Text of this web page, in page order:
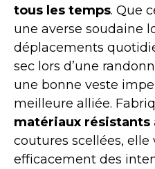
tous les temps. Que
une averse soudaine
déplacements
sec lors d’une
une bonne veste
meilleure alliée.
matériaux résistants
coutures scellées, elle
efficacement des